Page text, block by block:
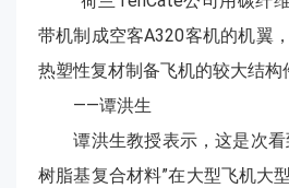
带机制成空客A320客机的机翼
热塑性复材制备飞机的较大结构
——谭洪生
谭洪生教授表示，这是次看
树脂基复合材料”在大型飞机大